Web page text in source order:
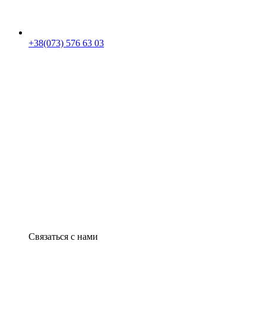
+38(073) 576 63 03
Связаться с нами